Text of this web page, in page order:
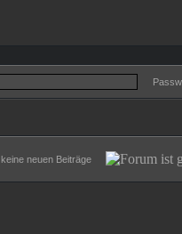
keine neuen Beiträge